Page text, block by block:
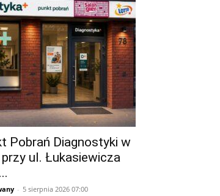
Pobrań Diagnostyki w
ul. Łukasiewicza
- 5 sierpnia 2026 07:00